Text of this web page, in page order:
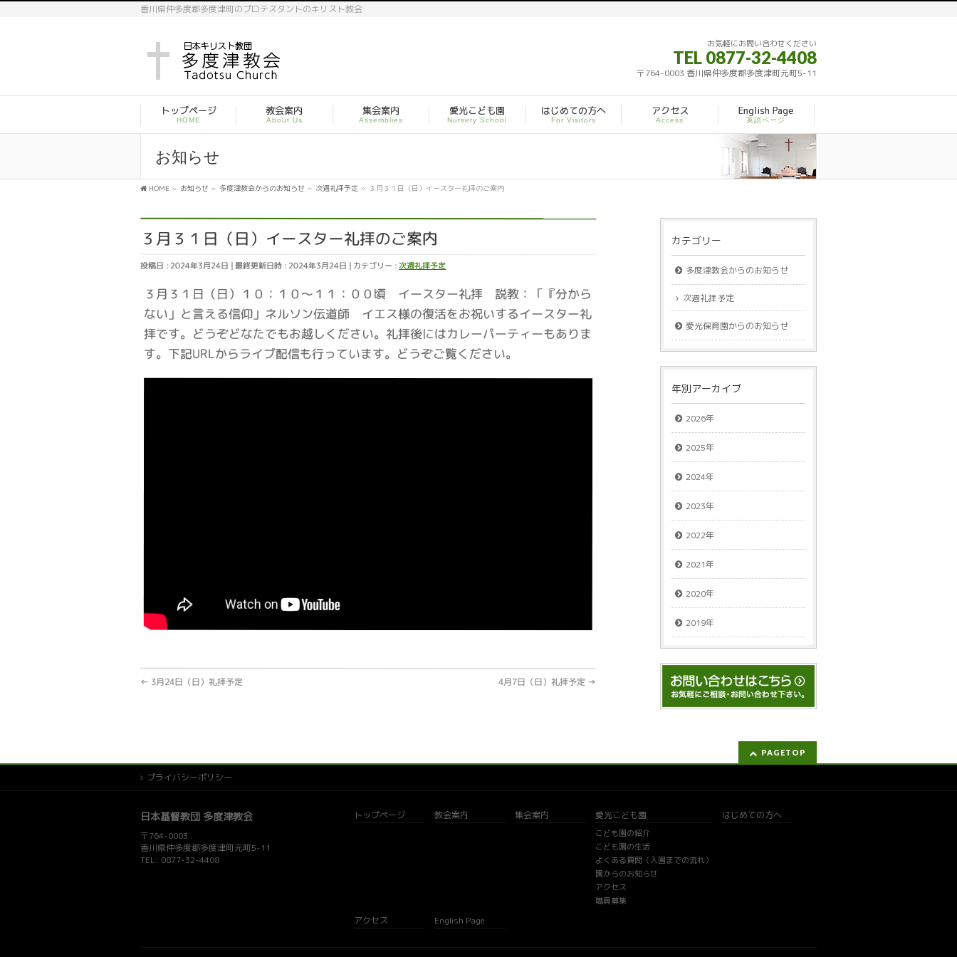
香川県仲多度郡多度津町のプロテスタントのキリスト教会
お気軽にお問い合わせください
TEL 0877-32-4408
〒764-0003 香川県仲多度郡多度津町元町5-11
トップページ
HOME
教会案内
About Us
集会案内
Assemblies
愛光こども園
Nursery School
はじめての方へ
For Visitors
アクセス
Access
English Page
英語ページ
お知らせ
HOME » お知らせ » 多度津教会からのお知らせ » 次週礼拝予定 » ３月３１日（日）イースター礼拝のご案内
３月３１日（日）イースター礼拝のご案内
投稿日 : 2024年3月24日 最終更新日時 : 2024年3月24日 カテゴリー :次週礼拝予定
３月３１日（日）１０：１０～１１：００頃 イースター礼拝 説教：「『分から
ない」と言える信仰」ネルソン伝道師 イエス様の復活をお祝いするイースター礼
拝です。どうぞどなたでもお越しください。礼拝後にはカレーパーティーもありま
す。下記URLからライブ配信も行っています。どうぞご覧ください。
← 3月24日（日）礼拝予定 4月7日（日）礼拝予定 →
カテゴリー
多度津教会からのお知らせ
次週礼拝予定
愛光保育園からのお知らせ
年別アーカイブ
2026年
2025年
2024年
2023年
2022年
2021年
2020年
2019年
PAGETOP
プライバシーポリシー
日本基督教団 多度津教会
〒764-0003
香川県仲多度郡多度津町元町5-11
TEL: 0877-32-4408
トップページ 教会案内 集会案内 愛光こども園
こども園の紹介
こども園の生活
よくある質問（入園までの流れ）
園からのお知らせ
アクセス
職員募集
はじめての方へ
アクセス English Page